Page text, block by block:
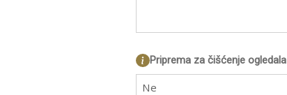
Priprema za čišćenje ogledala
Ne